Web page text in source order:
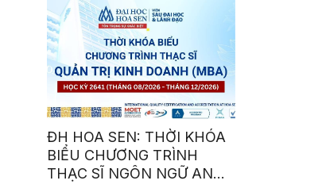
ĐH HOA SEN: THỜI KHÓA
BIỂU CHƯƠNG TRÌNH
THẠC SĨ NGÔN NGỮ ANH